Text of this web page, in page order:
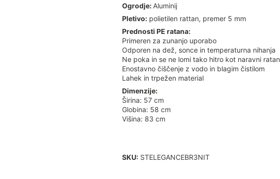
Ogrodje: Aluminij
Pletivo: polietilen rattan, premer 5 mm
Prednosti PE ratana:
Primeren za zunanjo uporabo
Odporen na dež, sonce in temperaturna nihanja
Ne poka in se ne lomi tako hitro kot naravni ratan
Enostavno čiščenje z vodo in blagim čistilom
Lahek in trpežen material
Dimenzije:
Širina: 57 cm
Globina: 58 cm
Višina: 83 cm
SKU: STELEGANCEBR3NIT